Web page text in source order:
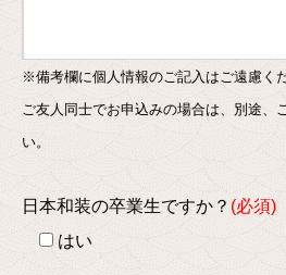
※備考欄に個人情報のご記入はご遠慮くだ
ご友人同士でお申込みの場合は、別途、
い。
日本和装の卒業生ですか？
はい